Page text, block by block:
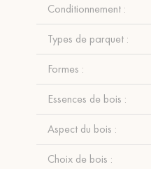
Conditionnement :
Types de parquet :
Formes :
Essences de bois :
Aspect du bois :
Choix de bois :